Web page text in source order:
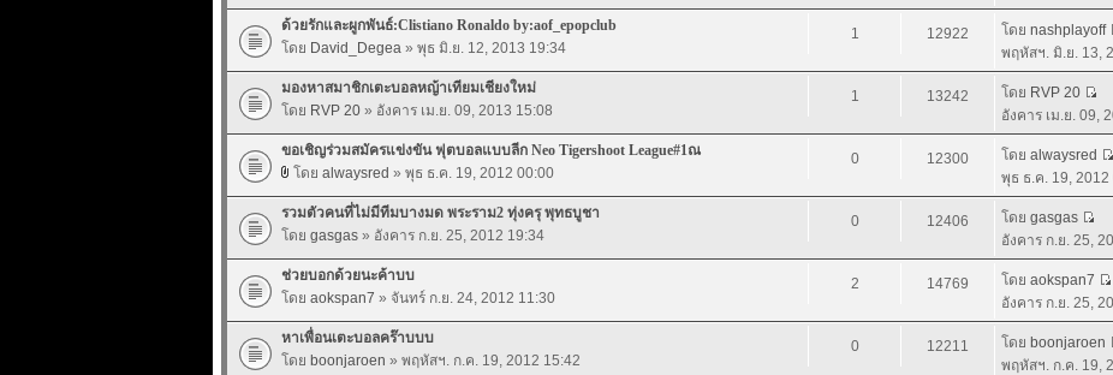
ด้วยรักและผูกพันธ์:Clistiano Ronaldo by:aof_epopclub
โดย David_Degea» พุธ มิ.ย. 12, 2013 19:34
1 12922 โดย nashplayoff
พฤหัสฯ. มิ.ย. 13,
มองหาสมาชิกเตะบอลหญ้าเทียมเชียงใหม่
โดย RVP 20» อังคาร เม.ย. 09, 2013 15:08
1 13242 โดย RVP 20
อังคาร เม.ย. 09,
ขอเชิญร่วมสมัครแข่งขัน ฟุตบอลแบบลีก Neo Tigershoot League#1ณ
โดย alwaysred » พุธ ธ.ค. 19, 2012 00:00
0 12300 โดย alwaysred
พุธ ธ.ค. 19, 2012
รวมตัวคนที่ไม่มีทีมบางมด พระราม2 ทุ่งครุ พุทธบูชา
โดย gasgas» อังคาร ก.ย. 25, 2012 19:34
0 12406 โดย gasgas
อังคาร ก.ย. 25,
ช่วยบอกด้วยนะค้าบบ
โดย aokspan7 » จันทร์ ก.ย. 24, 2012 11:30
2 14769 โดย aokspan7
อังคาร ก.ย. 25,
หาเพื่อนเตะบอลคร๊าบบบ
โดย boonjaroen » พฤหัสฯ. ก.ค. 19, 2012 15:42
0 12211 โดย boonjaroen
พฤหัสฯ. ก.ค. 19,